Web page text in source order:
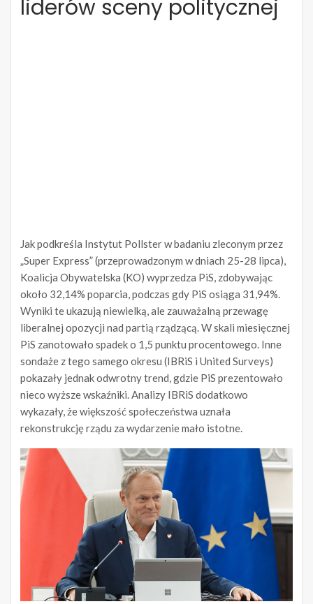
liderów sceny politycznej
Jak podkreśla Instytut Pollster w badaniu zleconym przez
„Super Express” (przeprowadzonym w dniach 25-28 lipca),
Koalicja Obywatelska (KO) wyprzedza PiS, zdobywając
około 32,14% poparcia, podczas gdy PiS osiąga 31,94%.
Wyniki te ukazują niewielką, ale zauważalną przewagę
liberalnej opozycji nad partią rządzącą. W skali miesięcznej
PiS zanotowało spadek o 1,5 punktu procentowego. Inne
sondaże z tego samego okresu (IBRiS i United Surveys)
pokazały jednak odwrotny trend, gdzie PiS prezentowało
nieco wyższe wskaźniki. Analizy IBRiS dodatkowo
wykazały, że większość społeczeństwa uznała
rekonstrukcję rządu za wydarzenie mało istotne.